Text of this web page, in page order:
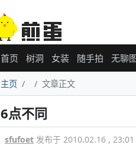
首页 树洞 女装 随手拍 无聊
主页 文章正文
6点不同
sfufoet 发布于 2010.02.16 , 23:01